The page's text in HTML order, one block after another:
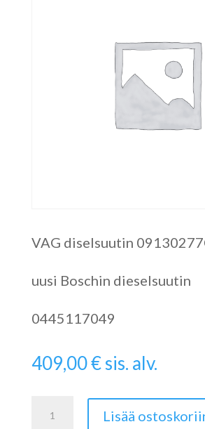
VAG diselsuutin
uusi Boschin dieselsuutin
0445117049
409,00€sis. alv.
DieselsuutinLisää